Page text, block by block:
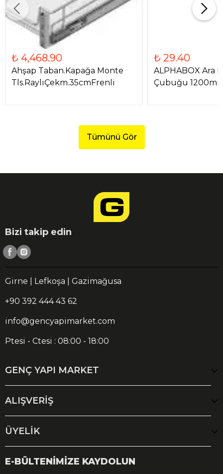
₺ 4,468.90
Ahşap Taban.Kapağa Monte
Tls.RaylıÇekm.35cmFrenli
₺ 29.40
ALPHABOX Ara
Çubuğu
Tümünü Gör
Bizi takip edin
Girne | Lefkoşa | Gazimağusa
+90 392 444 43 62
info@gencyapimarket.com
Ptesi - Ctesi : 08:00 - 18:00
GENÇ YAPI MARKET
ALIŞVERİŞ
ÜYELİK
E-BÜLTENİMİZE KAYDOLUN